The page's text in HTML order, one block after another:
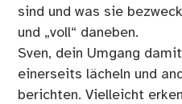
sind und was sie
und „voll“ daneben.
Sven, dein Umgang
einerseits lächeln und
berichten. Vielleicht